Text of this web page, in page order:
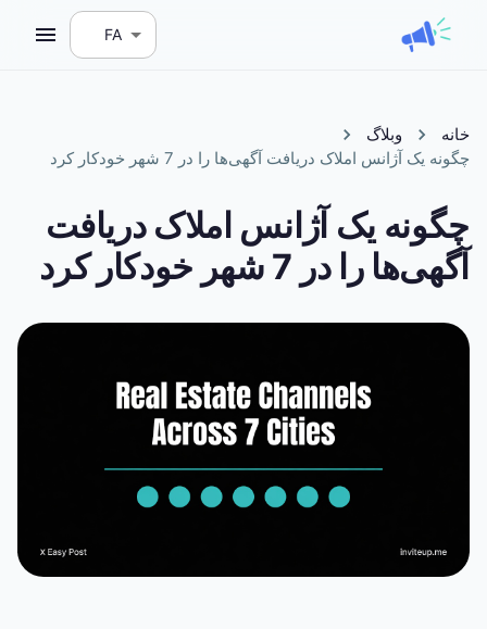
FA
خانه
وبلاگ
چگونه یک آژانس املاک دریافت آگهی‌ها را در 7 شهر خودکار کرد
چگونه یک آژانس املاک دریافت
آگهی‌ها را در 7 شهر خودکار کرد